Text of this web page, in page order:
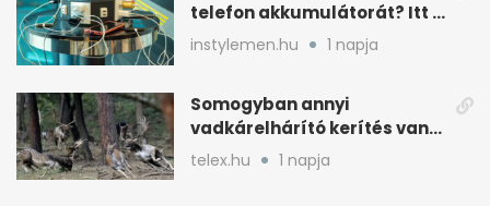
telefon akkumulátorát? Itt a
válasz
instylemen.hu 1 napja
Somogyban annyi
vadkárelhárító kerítés van,
kétszer körbeérné az
telex.hu 1 napja